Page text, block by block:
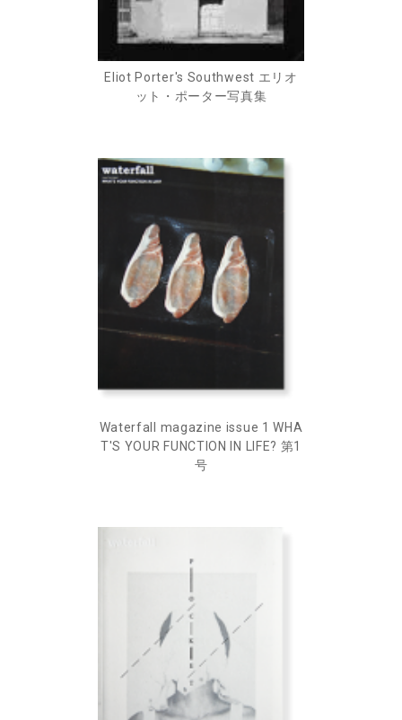
Eliot Porter's Southwest エリオ
ット・ポーター写真集
Waterfall magazine issue 1 WHA
T'S YOUR FUNCTION IN LIFE? 第1
号